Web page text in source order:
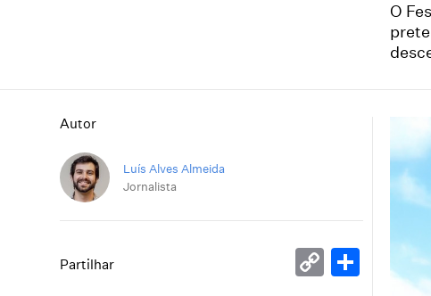
O
Autor
Luís Alves Almeida
Jornalista
Partilhar
Copy